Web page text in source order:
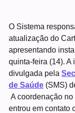
O Sistema
atualização do
apresentando
quinta-feira (14). A
divulgada pela
de Saúde (SMS)
entrou em contato